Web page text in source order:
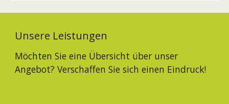
Unsere Leistungen
Möchten Sie eine Übersicht über unser
Angebot? Verschaffen Sie sich einen Eindruck!